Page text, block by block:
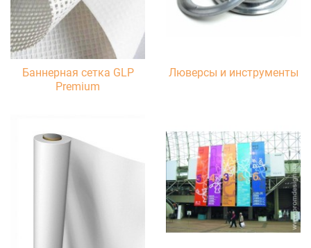
Баннерная сетка GLP
Premium
Люверсы и инструменты